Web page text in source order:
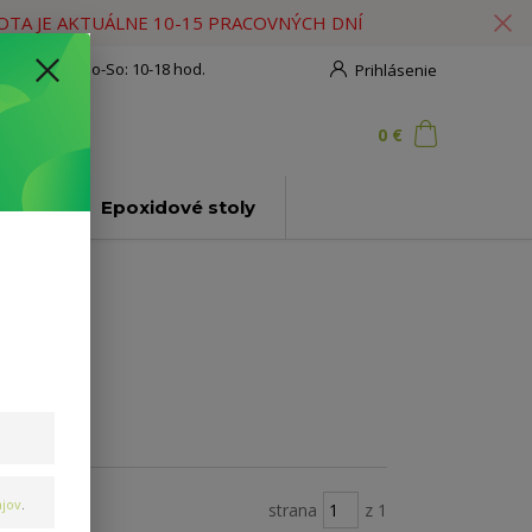
JE AKTUÁLNE 10-15 PRACOVNÝCH DNÍ
Prihlásenie
777 700 Po-So: 10-18 hod.
0 €
Epoxidové stoly
strana z 1
.